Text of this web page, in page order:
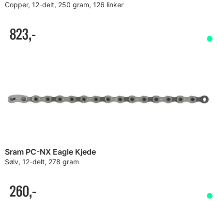
Copper, 12-delt, 250 gram, 126 linker
823,-
Sram PC-NX Eagle Kjede
Sølv, 12-delt, 278 gram
260,-